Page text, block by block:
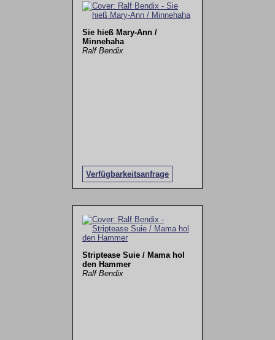
Sie hieß Mary-Ann /
Minnehaha
Ralf Bendix
Verfügbarkeitsanfrage
Striptease Suie / Mama hol
den Hammer
Ralf Bendix